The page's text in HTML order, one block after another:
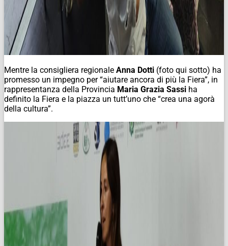
Mentre la consigliera regionale Anna Dotti (foto qui sotto) ha
promesso un impegno per “aiutare ancora di più la Fiera”, in
rappresentanza della Provincia Maria Grazia Sassi ha
definito la Fiera e la piazza un tutt’uno che “crea una agorà
della cultura”.